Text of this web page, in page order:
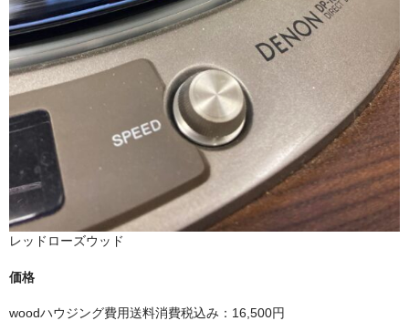
レッドローズウッド
価格
woodハウジング費用送料消費税込み：16,500円